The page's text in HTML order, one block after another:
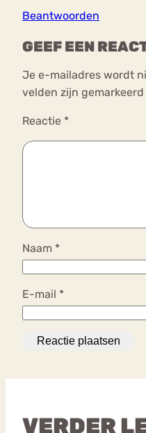
Beantwoorden
GEEF EEN
Je e-mailadres wordt
velden zijn
Reactie *
Naam *
E-mail *
VERDER